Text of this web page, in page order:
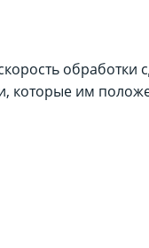
обработки
которые им